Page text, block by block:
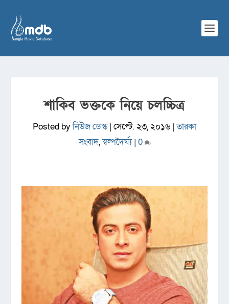
শাকিব ভক্তকে নিয়ে চলচ্চিত্র
Posted byনিউজ ডেস্ক| সেপ্টে. ২৩, ২০১৬ |তারকা
সংবাদ,স্বল্পদৈর্ঘ্য| 0